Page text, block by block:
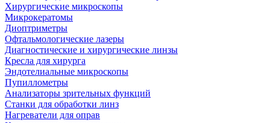
Хирургические микроскопы
Микрокератомы
Диоптриметры
Офтальмологические лазеры
Диагностические и хирургические линзы
Кресла для хирурга
Эндотелиальные микроскопы
Пупиллометры
Анализаторы зрительных функций
Станки для обработки линз
Нагреватели для оправ